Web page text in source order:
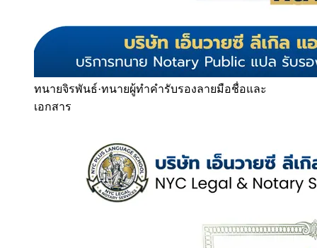
ทนายจิรพันธ์·ทนายผู้ทำคำรับรองลายมือชื่อและ
เอกสาร